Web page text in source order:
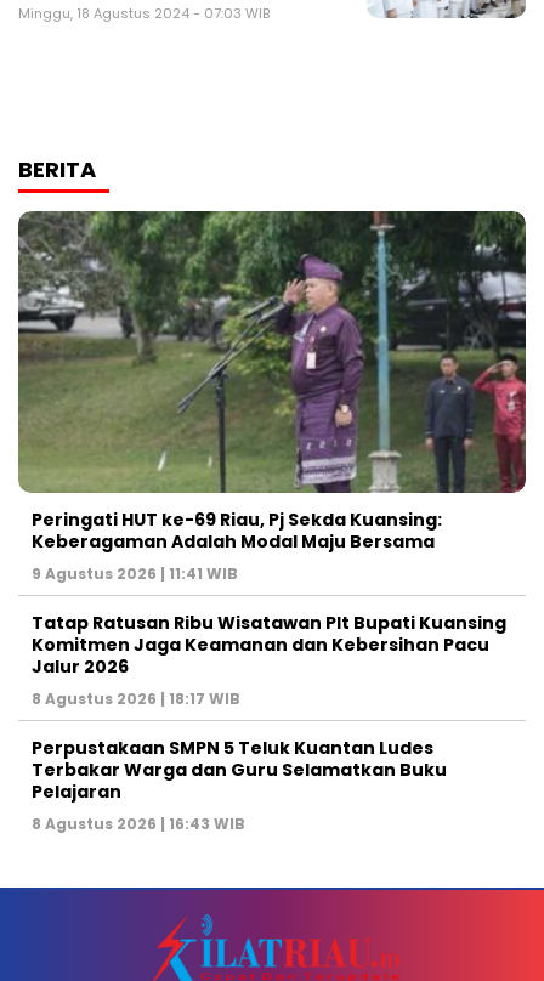
Minggu, 18 Agustus 2024 - 07:03 WIB
BERITA
Peringati HUT ke-69 Riau, Pj Sekda Kuansing:
Keberagaman Adalah Modal Maju Bersama
9 Agustus 2026 | 11:41 WIB
Tatap Ratusan Ribu Wisatawan Plt Bupati Kuansing
Komitmen Jaga Keamanan dan Kebersihan Pacu
Jalur 2026
8 Agustus 2026 | 18:17 WIB
Perpustakaan SMPN 5 Teluk Kuantan Ludes
Terbakar Warga dan Guru Selamatkan Buku
Pelajaran
8 Agustus 2026 | 16:43 WIB